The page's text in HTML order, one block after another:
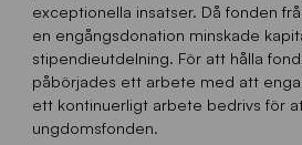
exceptionella insatser. Då fonden
en engångsdonation minskade
stipendieutdelning. För att hålla
påbörjades ett arbete med att
ett kontinuerligt arbete bedrivs för
ungdomsfonden.